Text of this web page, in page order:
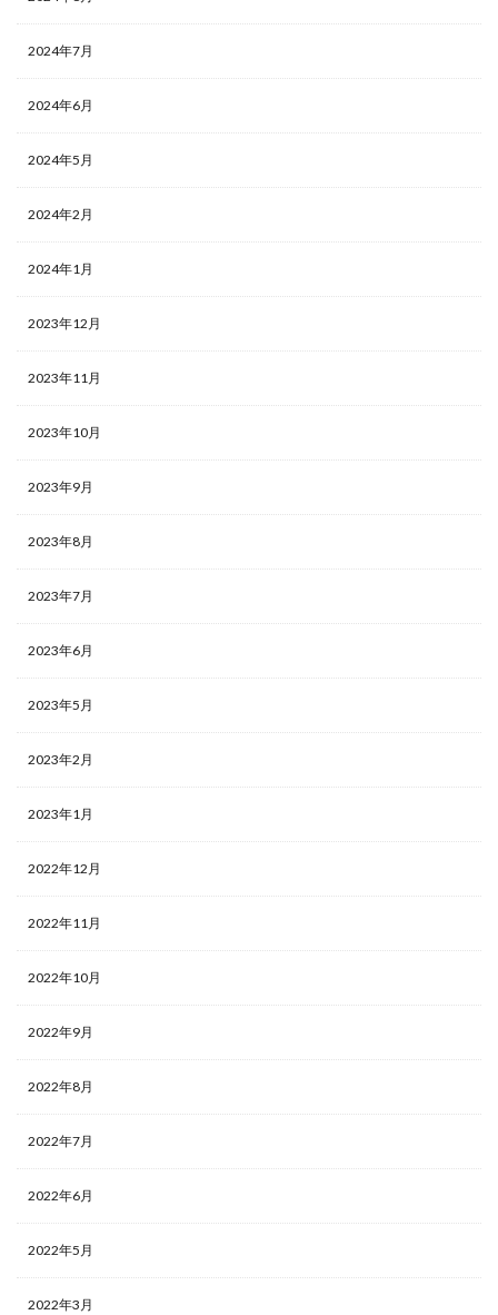
2024年7月
2024年6月
2024年5月
2024年2月
2024年1月
2023年12月
2023年11月
2023年10月
2023年9月
2023年8月
2023年7月
2023年6月
2023年5月
2023年2月
2023年1月
2022年12月
2022年11月
2022年10月
2022年9月
2022年8月
2022年7月
2022年6月
2022年5月
2022年3月